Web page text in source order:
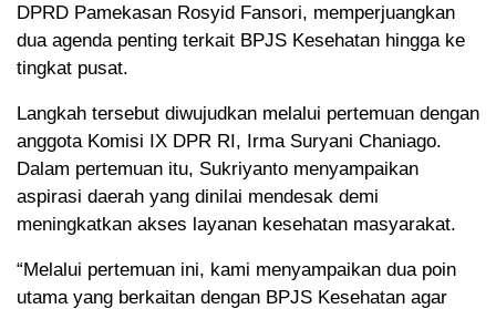
DPRD Pamekasan Rosyid Fansori, memperjuangkan
dua agenda penting terkait BPJS Kesehatan hingga ke
tingkat pusat.
Langkah tersebut diwujudkan melalui pertemuan dengan
anggota Komisi IX DPR RI, Irma Suryani Chaniago.
Dalam pertemuan itu, Sukriyanto menyampaikan
aspirasi daerah yang dinilai mendesak demi
meningkatkan akses layanan kesehatan masyarakat.
“Melalui pertemuan ini, kami menyampaikan dua poin
utama yang berkaitan dengan BPJS Kesehatan agar